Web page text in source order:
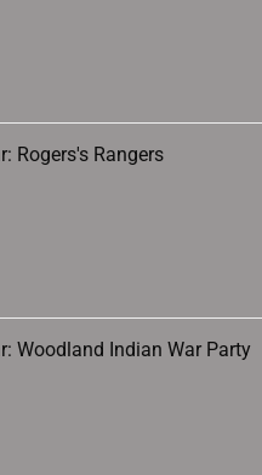
Rogers's Rangers
Woodland Indian War Party